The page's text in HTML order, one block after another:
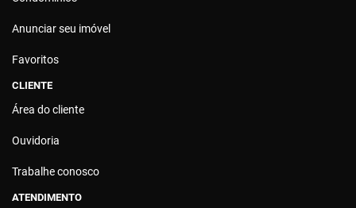
Anunciar seu imóvel
Favoritos
CLIENTE
Área do cliente
Ouvidoria
Trabalhe conosco
ATENDIMENTO